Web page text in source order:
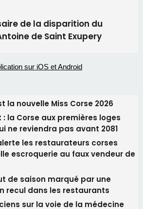
de la disparition du
de Saint Exupery
la nouvelle Miss Corse 2026
: la Corse aux premières loges
ne reviendra pas avant 2081
les restaurateurs corses
escroquerie au faux vendeur de
de saison marqué par une
recul dans les restaurants
sur la voie de la médecine